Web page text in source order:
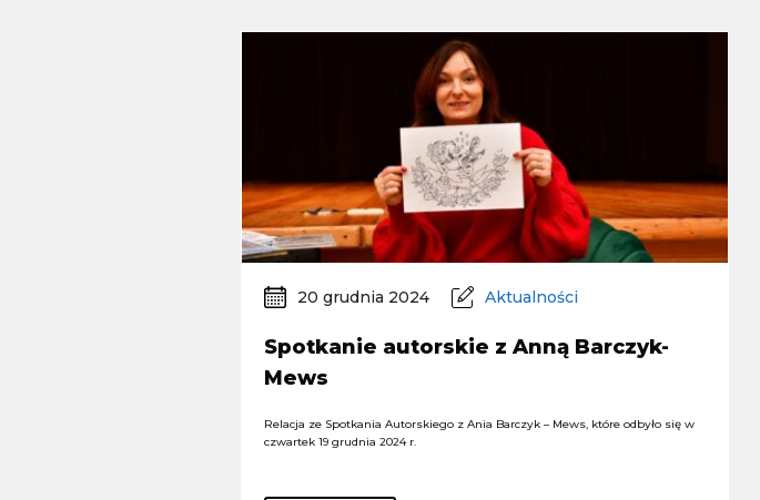
20 grudnia 2024 Aktualności
Spotkanie autorskie z Anną Barczyk-
Mews
Relacja ze Spotkania Autorskiego z Ania Barczyk – Mews, które odbyło się w
czwartek 19 grudnia 2024 r.